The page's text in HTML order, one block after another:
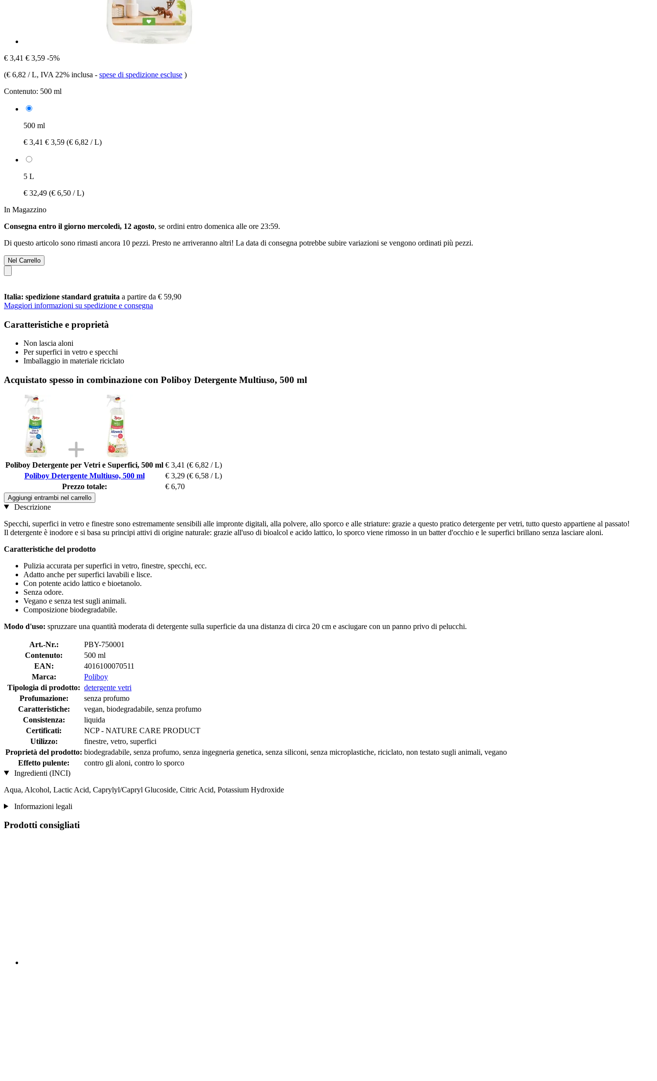
€ 3,41 € 3,59 -5%
(€ 6,82 / L, IVA 22% inclusa - spese di spedizione escluse )
Contenuto: 500 ml
500 ml
€ 3,41 € 3,59 (€ 6,82 / L)
5 L
€ 32,49 (€ 6,50 / L)
In Magazzino
Consegna entro il giorno mercoledì, 12 agosto, se ordini entro domenica alle ore 23:59.
Di questo articolo sono rimasti ancora 10 pezzi. Presto ne arriveranno altri! La data di consegna potrebbe subire variazioni se vengono ordinati più pezzi.
Nel Carrello
Italia: spedizione standard gratuita a partire da € 59,90
Maggiori informazioni su spedizione e consegna
Caratteristiche e proprietà
Non lascia aloni
Per superfici in vetro e specchi
Imballaggio in materiale riciclato
Acquistato spesso in combinazione con Poliboy Detergente Multiuso, 500 ml
Poliboy Detergente per Vetri e Superfici, 500 ml € 3,41 (€ 6,82 / L)
Poliboy Detergente Multiuso, 500 ml
€ 3,29 (€ 6,58 / L)
Prezzo totale:
€ 6,70
Aggiungi entrambi nel carrello
Descrizione
Specchi, superfici in vetro e finestre sono estremamente sensibili alle impronte digitali, alla polvere, allo sporco e alle striature: grazie a questo pratico detergente per vetri, tutto questo appartiene al passato!
Il detergente è inodore e si basa su principi attivi di origine naturale: grazie all'uso di bioalcol e acido lattico, lo sporco viene rimosso in un batter d'occhio e le superfici brillano senza lasciare aloni.
Caratteristiche del prodotto
Pulizia accurata per superfici in vetro, finestre, specchi, ecc.
Adatto anche per superfici lavabili e lisce.
Con potente acido lattico e bioetanolo.
Senza odore.
Vegano e senza test sugli animali.
Composizione biodegradabile.
Modo d'uso: spruzzare una quantità moderata di detergente sulla superficie da una distanza di circa 20 cm e asciugare con un panno privo di pelucchi.
Art.-Nr.:
PBY-750001
Contenuto:
500 ml
EAN:
4016100070511
Marca:
Poliboy
Tipologia di prodotto: detergente vetri
Profumazione:
senza profumo
Caratteristiche:
vegan, biodegradabile, senza profumo
Consistenza:
liquida
Certificati:
NCP - NATURE CARE PRODUCT
Utilizzo:
finestre, vetro, superfici
Proprietà del prodotto: biodegradabile, senza profumo, senza ingegneria genetica, senza siliconi, senza microplastiche, riciclato, non testato sugli animali, vegano
Effetto pulente:
contro gli aloni, contro lo sporco
Ingredienti (INCI)
Aqua, Alcohol, Lactic Acid, Caprylyl/Capryl Glucoside, Citric Acid, Potassium Hydroxide
Informazioni legali
Prodotti consigliati